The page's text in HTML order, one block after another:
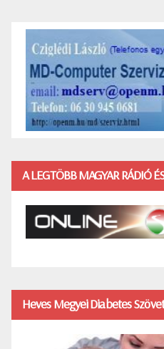
A LEGTÖBB MAGYAR RÁDIÓ
Heves Megyei Diabetes